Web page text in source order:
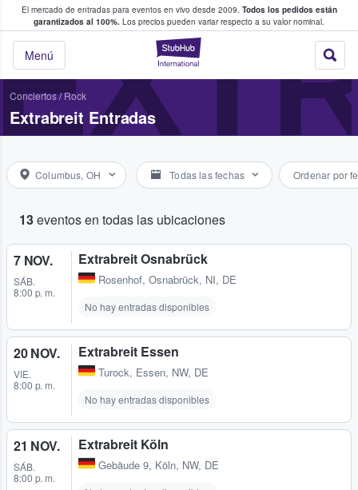
El mercado de entradas para eventos en vivo desde 2009. Todos los pedidos están
garantizados al 100%. Los precios pueden variar respecto a su valor nominal.
StubHub:
Menú
y venta de entradas entre fans
Conciertos/Rock
Extrabreit Entradas
Columbus, OH Todas las fechas Ordenar por
13eventos en todas las ubicaciones
7 NOV.
SÁB.
8:00 p. m.
Extrabreit Osnabrück
Rosenhof, Osnabrück, NI, DE
No hay entradas disponibles
20 NOV.
VIE.
8:00 p. m.
Extrabreit Essen
Turock, Essen, NW, DE
No hay entradas disponibles
21 NOV.
SÁB.
8:00 p. m.
Extrabreit Köln
Gebäude 9, Köln, NW, DE